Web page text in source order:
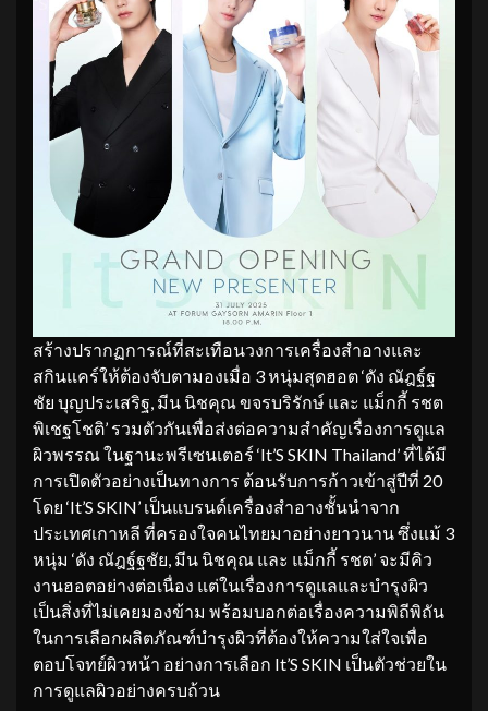
สร้างปรากฏการณ์ที่สะเทือนวงการเครื่องสำอางและ
สกินแคร์ให้ต้องจับตามองเมื่อ 3 หนุ่มสุดฮอต ‘ดัง ณัฎฐ์ฐ
ชัย บุญประเสริฐ, มีน นิชคุณ ขจรบริรักษ์ และ แม็กกี้ รชต
พิเชฐโชติ’ รวมตัวกันเพื่อส่งต่อความสำคัญเรื่องการดูแล
ผิวพรรณ ในฐานะพรีเซนเตอร์ ‘It’S SKIN Thailand’ ที่ได้มี
การเปิดตัวอย่างเป็นทางการ ต้อนรับการก้าวเข้าสู่ปีที่ 20
โดย ‘It’S SKIN’ เป็นแบรนด์เครื่องสำอางชั้นนำจาก
ประเทศเกาหลี ที่ครองใจคนไทยมาอย่างยาวนาน ซึ่งแม้ 3
หนุ่ม ‘ดัง ณัฎฐ์ฐชัย, มีน นิชคุณ และ แม็กกี้ รชต’ จะมีคิว
งานฮอตอย่างต่อเนื่อง แต่ในเรื่องการดูแลและบำรุงผิว
เป็นสิ่งที่ไม่เคยมองข้าม พร้อมบอกต่อเรื่องความพิถีพิถัน
ในการเลือกผลิตภัณฑ์บำรุงผิวที่ต้องให้ความใส่ใจเพื่อ
ตอบโจทย์ผิวหน้า อย่างการเลือก It’S SKIN เป็นตัวช่วยใน
การดูแลผิวอย่างครบถ้วน